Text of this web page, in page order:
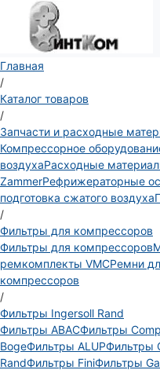
Главная
/
Каталог товаров
/
Запчасти и расходные
Компрессорное
воздухаРасходные
ZammerРефрижераторные
подготовка сжатого воздуха
/
Фильтры для компрессоров
Фильтры для компрессоров
ремкомплекты VMCРемни
компрессоров
/
Фильтры Ingersoll Rand
Фильтры ABACФильтры
BogeФильтры ALUPФильтры
RandФильтры FiniФильтры